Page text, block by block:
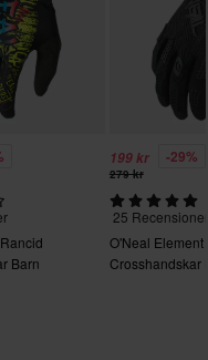
syntetmocka ger
känsla.
enkel påtagning av
XXL
130 x 160 x 25 mm
S
140 x 165 x 25 mm
Barn
199 kr -29%
279 kr
25 Recensioner
O'Neal
Crosshandskar